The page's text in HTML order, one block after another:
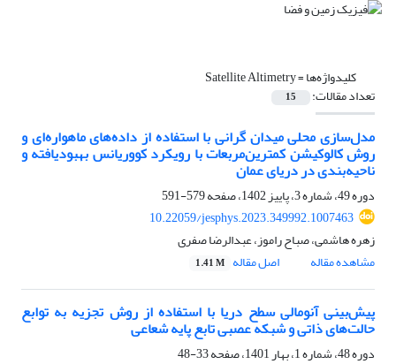
کلیدواژه‌ها =Satellite Altimetry
تعداد مقالات: 15
مدل‌سازی محلی میدان گرانی با استفاده از داده‌های ماهواره‌ای و
روش کالوکیشن کمترین‌مربعات با رویکرد کووریانس بهبودیافته و
ناحیه‌بندی در دریای عمان
دوره 49، شماره 3، پاییز 1402، صفحه
579-591
10.22059/jesphys.2023.349992.1007463
زهره هاشمی، صباح راموز، عبدالرضا صفری
مشاهده مقاله
اصل مقاله 1.41 M
پیش‌بینی آنومالی سطح دریا با استفاده از روش تجزیه به توابع
حالت‌های ذاتی و شبکه عصبی تابع ‌پایه ‌شعاعی
دوره 48، شماره 1، بهار 1401، صفحه
33-48